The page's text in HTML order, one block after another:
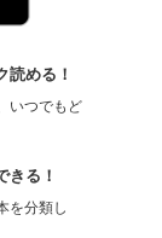
読める！
いつでもど
きる！
を分類し